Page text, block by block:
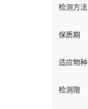
检测方法
保质期
适应物种
检测限